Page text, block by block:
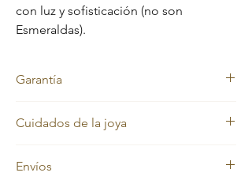
con luz y sofisticación (no son
Esmeraldas).
Garantía
nuestras joyas, por eso cada pieza está
contra el cambio de color.
Además, cuentas con una
Cuidados de la joya
mantienen siempre su color dorado.
Envíos